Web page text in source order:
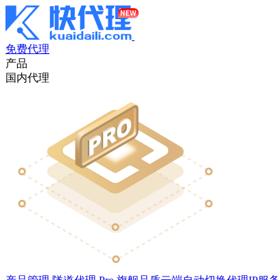
免费代理
产品
国内代理